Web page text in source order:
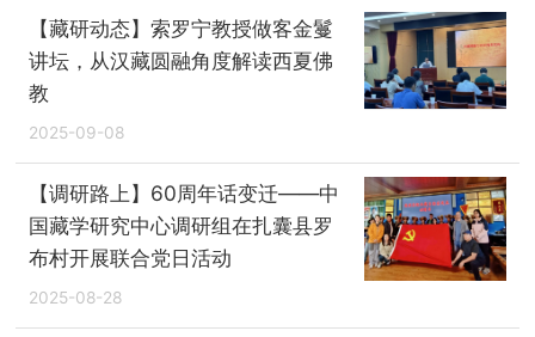
【藏研动态】索罗宁教授做客金鬘
讲坛，从汉藏圆融角度解读西夏佛
教
2025-09-08
【调研路上】60周年话变迁——中
国藏学研究中心调研组在扎囊县罗
布村开展联合党日活动
2025-08-28